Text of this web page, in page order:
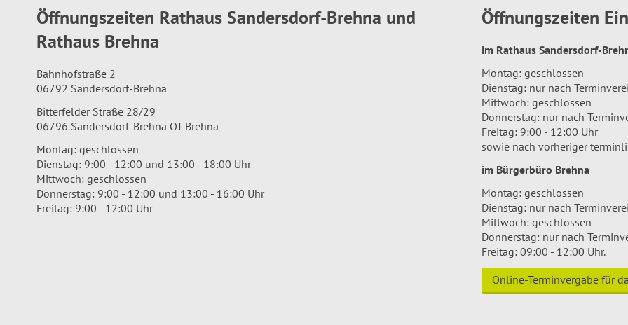
Öffnungszeiten Rathaus Sandersdorf-Brehna und
Rathaus Brehna
Bahnhofstraße 2
06792 Sandersdorf-Brehna
Bitterfelder Straße 28/29
06796 Sandersdorf-Brehna OT Brehna
Montag: geschlossen
Dienstag: 9:00 - 12:00 und 13:00 - 18:00 Uhr
Mittwoch: geschlossen
Donnerstag: 9:00 - 12:00 und 13:00 - 16:00 Uhr
Freitag: 9:00 - 12:00 Uhr
Öffnungszeiten
im Rathaus Sandersdorf-
Montag: geschlossen
Dienstag: nur nach
Mittwoch: geschlossen
Donnerstag: nur nach
Freitag: 9:00 - 12:00 Uhr
sowie nach vorheriger
im Bürgerbüro Brehna
Montag: geschlossen
Dienstag: nur nach
Mittwoch: geschlossen
Donnerstag: nur nach
Freitag: 09:00 - 12:00 Uhr.
Online-Terminvergabe für